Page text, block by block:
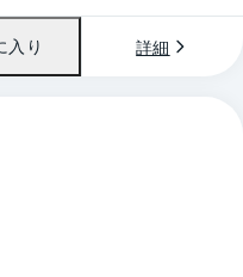
入り 詳細
0 間取り